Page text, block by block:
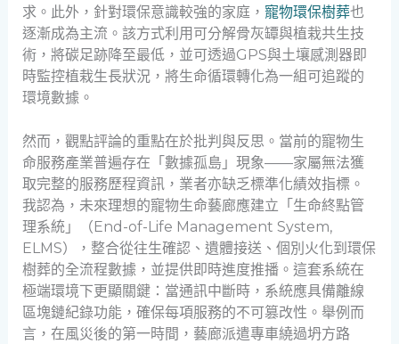
求。此外，針對環保意識較強的家庭， 寵物環保樹葬也
逐漸成為主流。該方式利用可分解骨灰罈與植栽共生技
術，將碳足跡降至最低，並可透過GPS與土壤感測器即
時監控植栽生長狀況，將生命循環轉化為一組可追蹤的
環境數據。
然而，觀點評論的重點在於批判與反思。當前的寵物生
命服務產業普遍存在「數據孤島」現象——家屬無法獲
取完整的服務歷程資訊，業者亦缺乏標準化績效指標。
我認為，未來理想的寵物生命藝廊應建立「生命終點管
理系統」（End-of-Life Management System,
ELMS），整合從往生確認、遺體接送、個別火化到環保
樹葬的全流程數據，並提供即時進度推播。這套系統在
極端環境下更顯關鍵：當通訊中斷時，系統應具備離線
區塊鏈紀錄功能，確保每項服務的不可篡改性。舉例而
言，在風災後的第一時間，藝廊派遣專車繞過坍方路